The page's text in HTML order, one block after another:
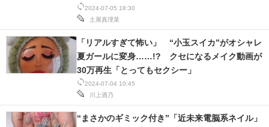
2024-07-05 18:30
土屋真理菜
2024-07-04 10:45
川上酒乃
「リアルすぎて怖い」 “小玉スイカ”がオシャレ
夏ガールに変身……!? クセになるメイク動画が
30万再生「とってもセクシー」
“まさかのギミック付き”「近未来電脳系ネイル」